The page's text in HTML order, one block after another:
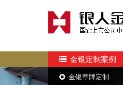
金银定制案例
金银章牌定制